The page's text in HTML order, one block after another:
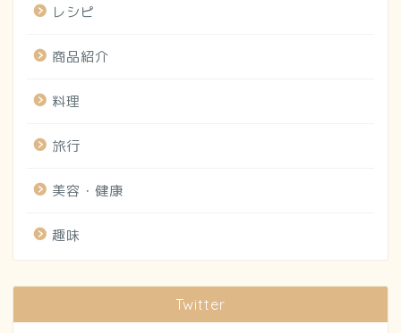
レシピ
商品紹介
料理
旅行
美容・健康
趣味
Twitter